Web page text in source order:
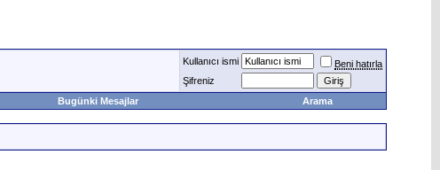
Kullanıcı ismi
Beni hatırla
Şifreniz
Bugünki Mesajlar Arama